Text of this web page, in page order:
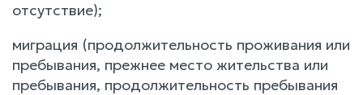
отсутствие);
миграция (продолжительность проживания или
пребывания, прежнее место жительства или
пребывания, продолжительность пребывания